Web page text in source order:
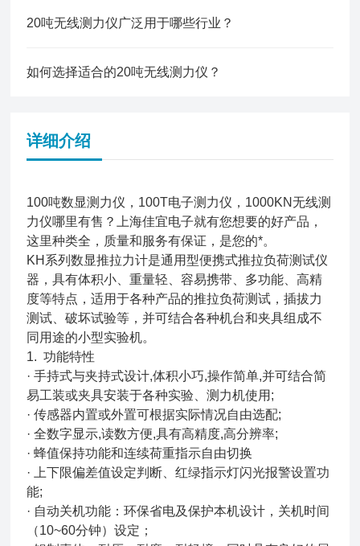
20吨无线测力仪广泛用于哪些行业？
如何选择适合的20吨无线测力仪？
详细介绍
100吨数显测力仪，100T电子测力仪，1000KN无线测
力仪哪里有售？上海佳宜电子就有您想要的好产品，
这里种类全，质量和服务有保证，是您的*。
KH系列数显推拉力计是通用型便携式推拉负荷测试仪
器，具有体积小、重量轻、容易携带、多功能、高精
度等特点，适用于各种产品的推拉负荷测试，插拔力
测试、破坏试验等，并可结合各种机台和夹具组成不
同用途的小型实验机。
1. 功能特性
· 手持式与夹持式设计,体积小巧,操作简单,并可结合简
易工装或夹具安装于各种实验、测力机使用;
· 传感器内置或外置可根据实际情况自由选配;
· 全数字显示,读数方便,具有高精度,高分辨率;
· 蜂值保持功能和连续荷重指示自由切换
· 上下限偏差值设定判断、红绿指示灯闪光报警设置功
能;
· 自动关机功能：环保省电及保护本机设计，关机时间
（10~60分钟）设定；